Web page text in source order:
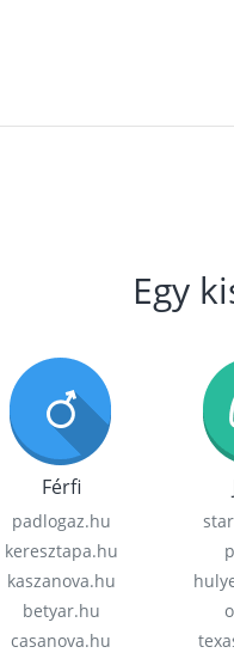
Egy
Férfi
padlogaz.hu
keresztapa.hu
kaszanova.hu
betyar.hu
casanova.hu